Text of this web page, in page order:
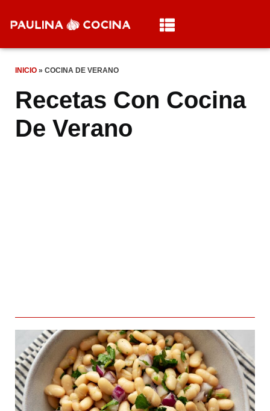
INICIO » COCINA DE VERANO
Recetas Con Cocina
De Verano